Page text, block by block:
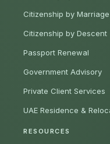
Citizenship by Marriage
Citizenship by Descent
Passport Renewal
Government Advisory
Private Client Services
UAE Residence &
RESOURCES